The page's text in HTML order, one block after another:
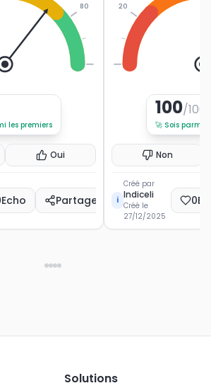
80
les premiers
Oui
Echo Partager
20
100/100
🚀 Sois parmi
Non
i
Créé par
Indiceli
Créé le
27/12/2025
0
Solutions